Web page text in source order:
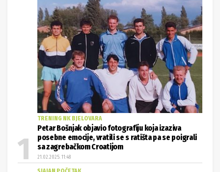
TRENING NK BJELOVARA
Petar Bošnjak objavio fotografiju koja izaziva
posebne emocije, vratili se s ratišta pa se poigrali
sa zagrebačkom Croatijom
21.02.2025. 11:48